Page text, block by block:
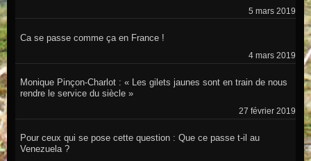
5 mars 2019
Ca se passe comme ça en France !
4 mars 2019
Monique Pinçon-Charlot : « Les gilets jaunes sont en train de nous
rendre le service du siècle »
27 février 2019
Pour ceux qui se pose cette question : Que ce passe t-il au
Venezuela ?